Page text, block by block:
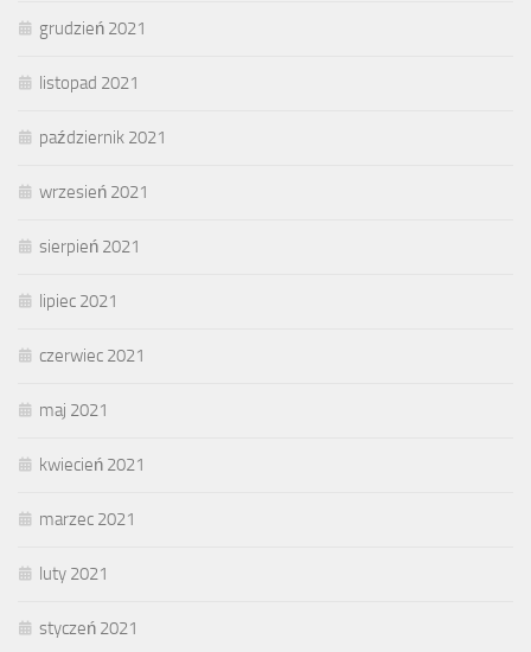
grudzień 2021
listopad 2021
październik 2021
wrzesień 2021
sierpień 2021
lipiec 2021
czerwiec 2021
maj 2021
kwiecień 2021
marzec 2021
luty 2021
styczeń 2021